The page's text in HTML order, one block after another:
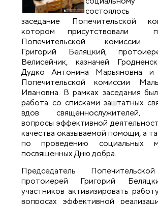
состоялось
заседание Попечительской
котором присутствовали
Попечительской комиссии
Григорий Беляцкий,
Велисейчик, казначей
Дудко Антонина Марьяновна
Попечительской комиссии
Ивановна. В рамках заседания
работа со списками заштатных
вдов священнослужителей,
вопросы эффективной
качества оказываемой помощи, а
по проведению социальных
посвященных Дню добра.
Председатель
протоиерей Григорий
участников активизировать
вопросах эффективной